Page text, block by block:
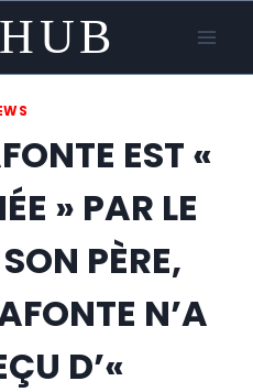
EST «
» PAR LE
PÈRE,
N’A
D’«